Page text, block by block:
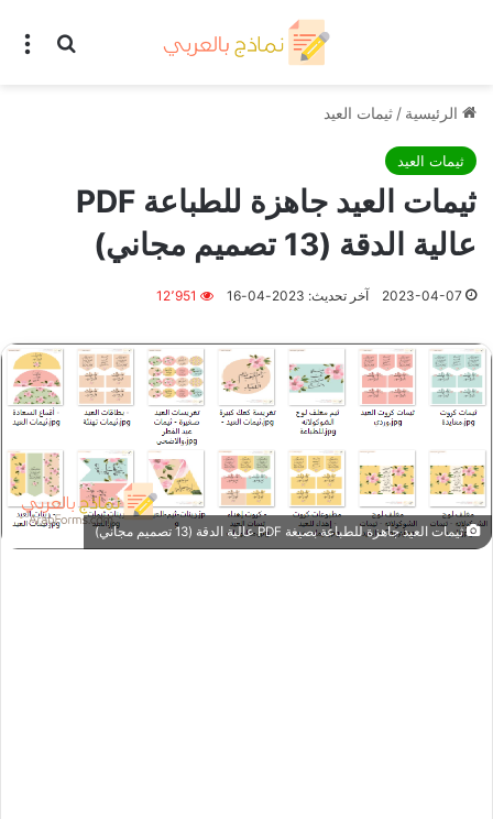
بحث
الرئيسية / ثيمات العيد
ثيمات العيد
ثيمات العيد جاهزة للطباعة PDF
عالية الدقة (13 تصميم مجاني)
2023-04-07 آخر تحديث: 2023-04-16 12٬951
ثيمات العيد جاهزة للطباعة بصيغة PDF عالية الدقة (13 تصميم مجاني)